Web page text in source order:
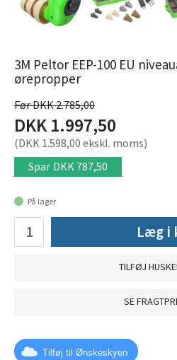
3M Peltor EEP-100 EU
ørepropper
Før DKK 2.785,00
DKK 1.997,50
(DKK 1.598,00 ekskl. moms)
Spar DKK 787,50
På lager
Læg i
TILFØJ
SE
Tilføj til Ønskeskyen